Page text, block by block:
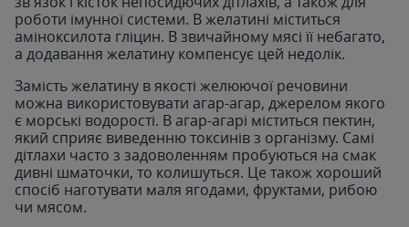
роботи імунної системи. В желатині міститься
аміноксилота гліцин. В звичайному мясі її небагато,
а додавання желатину компенсує цей недолік.
Замість желатину в якості желюючої речовини
можна використовувати агар-агар, джерелом якого
є морські водорості. В агар-агарі міститься пектин,
який сприяє виведенню токсинів з організму. Самі
дітлахи часто з задоволенням пробуються на смак
дивні шматочки, то колишуться. Це також хороший
спосіб наготувати маля ягодами, фруктами, рибою
чи мясом.